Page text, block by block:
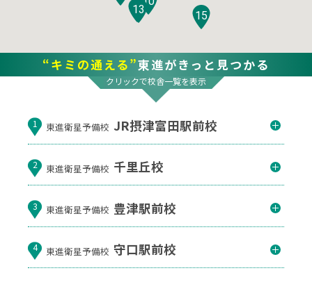
12
13 15
“キミの通える”東進がきっと見つかる
クリックで校舎一覧を表示
1 東進衛星予備校 JR摂津富田駅前校
2 東進衛星予備校 千里丘校
3 東進衛星予備校 豊津駅前校
4 東進衛星予備校 守口駅前校